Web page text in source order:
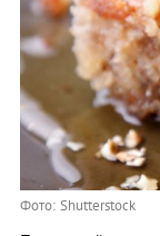
Фото: Shutterstock